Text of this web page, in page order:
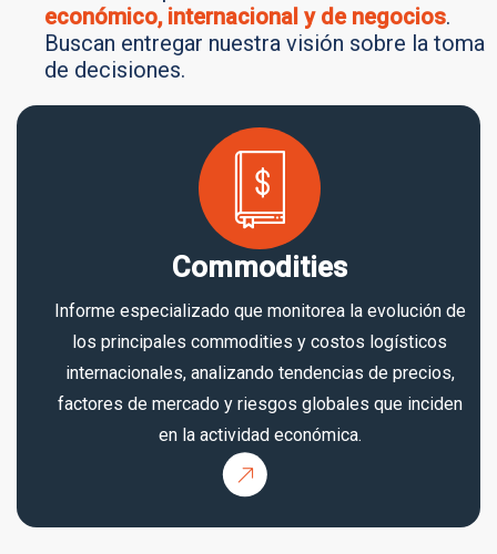
económico, internacional y de negocios.
Buscan entregar nuestra visión sobre la toma
de decisiones.
Commodities
Informe especializado que monitorea la evolución de
los principales commodities y costos logísticos
internacionales, analizando tendencias de precios,
factores de mercado y riesgos globales que inciden
en la actividad económica.